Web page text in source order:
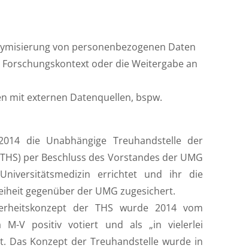
von personenbezogenen Daten
oder die Weitergabe an
mit externen Datenquellen, bspw.
die Unabhängige Treuhandstelle der
per Beschluss des Vorstandes der UMG
errichtet und ihr die
gegenüber der UMG zugesichert.
der THS wurde 2014 vom
M-V positiv votiert und als „in vielerlei
Das Konzept der Treuhandstelle wurde in